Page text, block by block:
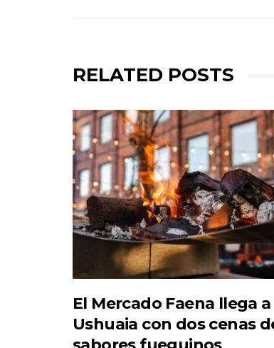
RELATED POSTS
El Mercado Faena llega a
Ushuaia con dos cenas